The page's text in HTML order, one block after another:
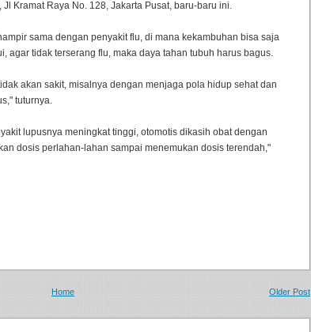
Kramat Raya No. 128, Jakarta Pusat, baru-baru ini.
sama dengan penyakit flu, di mana kekambuhan bisa saja
agar tidak terserang flu, maka daya tahan tubuh harus bagus.
akan sakit, misalnya dengan menjaga pola hidup sehat dan
tuturnya.
lupusnya meningkat tinggi, otomotis dikasih obat dengan
dosis perlahan-lahan sampai menemukan dosis terendah,"
Older Post
Home